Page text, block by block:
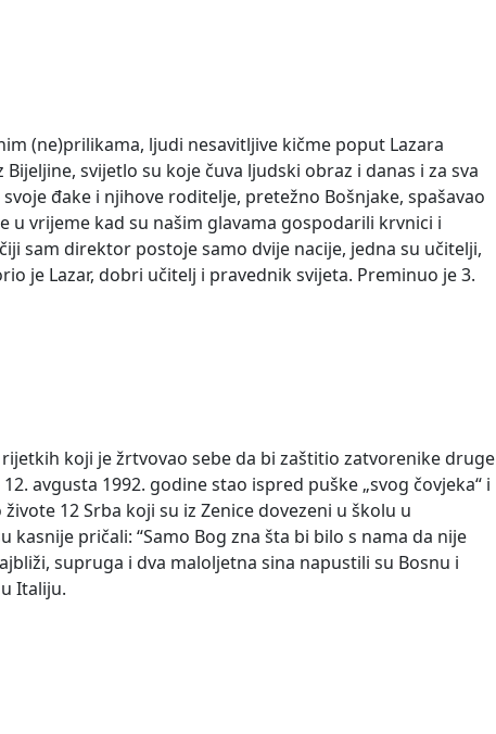
(ne)prilikama, ljudi nesavitljive kičme poput Lazara
svijetlo su koje čuva ljudski obraz i danas i za sva
đake i njihove roditelje, pretežno Bošnjake, spašavao
u vrijeme kad su našim glavama gospodarili krvnici i
sam direktor postoje samo dvije nacije, jedna su učitelji,
je Lazar, dobri učitelj i pravednik svijeta. Preminuo je 3.
rijetkih koji je žrtvovao sebe da bi zaštitio zatvorenike druge
avgusta 1992. godine stao ispred puške „svog čovjeka“ i
12 Srba koji su iz Zenice dovezeni u školu u
kasnije pričali: “Samo Bog zna šta bi bilo s nama da nije
supruga i dva maloljetna sina napustili su Bosnu i
Italiju.